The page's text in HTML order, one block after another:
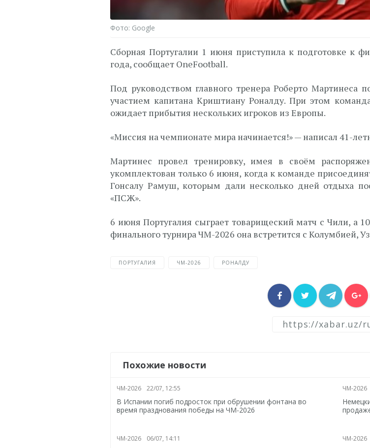
Фото: Google
Сборная Португалии 1 июня приступила к подготовке к
года, сообщает OneFootball.
Под руководством главного тренера Роберто Мартинеса
участием капитана Криштиану Роналду. При этом
ожидает прибытия нескольких игроков из Европы.
«Миссия на чемпионате мира начинается!» — написал 41-
Мартинес провел тренировку, имея в своём
укомплектован только 6 июня, когда к команде
Гонсалу Рамуш, которым дали несколько дней отдыха
«ПСЖ».
6 июня Португалия сыграет товарищеский матч с Чили, а
финального турнира ЧМ-2026 она встретится с Колумбией,
ПОРТУГАЛИЯ ЧМ-2026 РОНАЛДУ
Похожие новости
ЧМ-2026 22/07, 12:55
В Испании погиб подросток при обрушении фонтана во
время празднования победы на ЧМ-2026
ЧМ-2026
ЧМ-2026 06/07, 14:11 ЧМ-2026